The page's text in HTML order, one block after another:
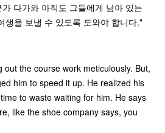
다가와 아직도 그들에게 남아 있는
생을 보낼 수 있도록 도와야 합니다."
out the course work meticulously. But,
him to speed it up. He realized his
to waste waiting for him. He says
like the shoe company says, you